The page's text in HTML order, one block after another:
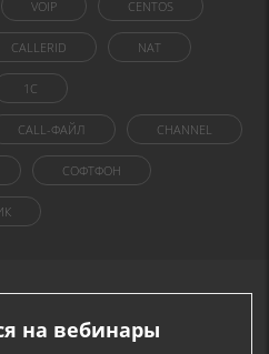
VOIP CENTOS
CALLERID NAT
1C
CALL-ФАЙЛ CHANNEL
СОФТФОН
на вебинары